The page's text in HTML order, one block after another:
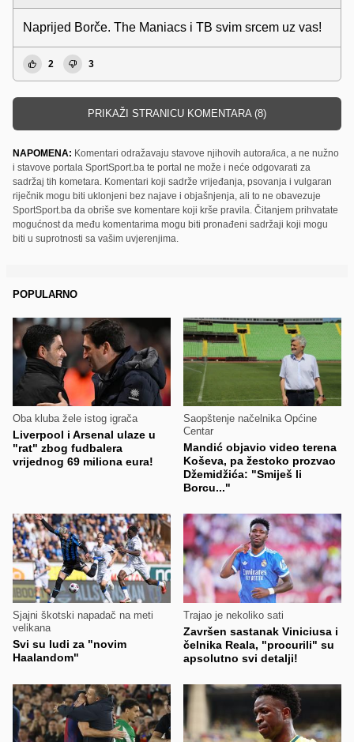
Naprijed Borče. The Maniacs i TB svim srcem uz vas!
2 3
PRIKAŽI STRANICU KOMENTARA (8)
NAPOMENA: Komentari odražavaju stavove njihovih autora/ica, a ne nužno
i stavove portala SportSport.ba te portal ne može i neće odgovarati za
sadržaj tih kometara. Komentari koji sadrže vrijeđanja, psovanja i vulgaran
riječnik mogu biti uklonjeni bez najave i objašnjenja, ali to ne obavezuje
SportSport.ba da obriše sve komentare koji krše pravila. Čitanjem prihvatate
mogućnost da među komentarima mogu biti pronađeni sadržaji koji mogu
biti u suprotnosti sa vašim uvjerenjima.
POPULARNO
Oba kluba žele istog igrača
Liverpool i Arsenal ulaze u
"rat" zbog fudbalera
vrijednog 69 miliona eura!
Saopštenje načelnika Općine
Centar
Mandić objavio video terena
Koševa, pa žestoko prozvao
Džemidžića: "Smiješ li
Borcu..."
Sjajni škotski napadač na meti
velikana
Svi su ludi za "novim
Haalandom"
Trajao je nekoliko sati
Završen sastanak Viniciusa i
čelnika Reala, "procurili" su
apsolutno svi detalji!